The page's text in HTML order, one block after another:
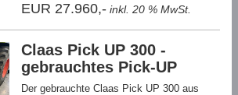
EUR 27.960,- inkl. 20 % MwSt.
Claas Pick UP 300 -
gebrauchtes Pick-UP
Der gebrauchte Claas Pick UP 300 aus